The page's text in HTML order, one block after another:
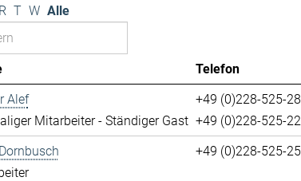
R T W Alle
Telefon
Alef
Mitarbeiter - Ständiger Gast
+49 (0)228-525-
+49 (0)228-525-
+49 (0)228-525-